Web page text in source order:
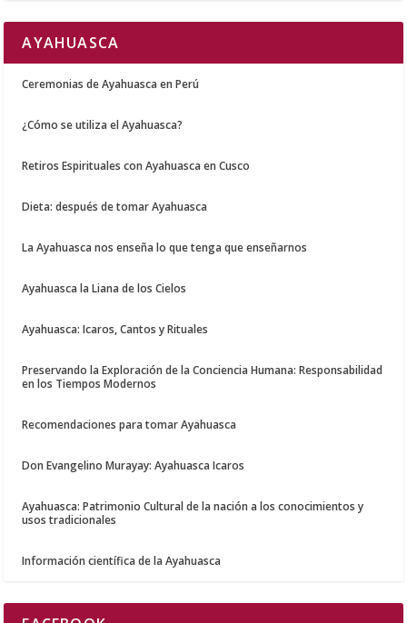
AYAHUASCA
Ceremonias de Ayahuasca en Perú
¿Cómo se utiliza el Ayahuasca?
Retiros Espirituales con Ayahuasca en Cusco
Dieta: después de tomar Ayahuasca
La Ayahuasca nos enseña lo que tenga que enseñarnos
Ayahuasca la Liana de los Cielos
Ayahuasca: Icaros, Cantos y Rituales
Preservando la Exploración de la Conciencia Humana: Responsabilidad
en los Tiempos Modernos
Recomendaciones para tomar Ayahuasca
Don Evangelino Murayay: Ayahuasca Icaros
Ayahuasca: Patrimonio Cultural de la nación a los conocimientos y
usos tradicionales
Información científica de la Ayahuasca